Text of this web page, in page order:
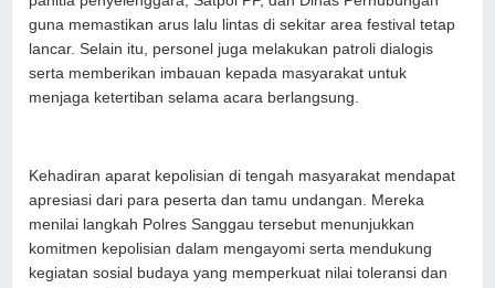
guna memastikan arus lalu lintas di sekitar area festival tetap
lancar. Selain itu, personel juga melakukan patroli dialogis
serta memberikan imbauan kepada masyarakat untuk
menjaga ketertiban selama acara berlangsung.
Kehadiran aparat kepolisian di tengah masyarakat mendapat
apresiasi dari para peserta dan tamu undangan. Mereka
menilai langkah Polres Sanggau tersebut menunjukkan
komitmen kepolisian dalam mengayomi serta mendukung
kegiatan sosial budaya yang memperkuat nilai toleransi dan